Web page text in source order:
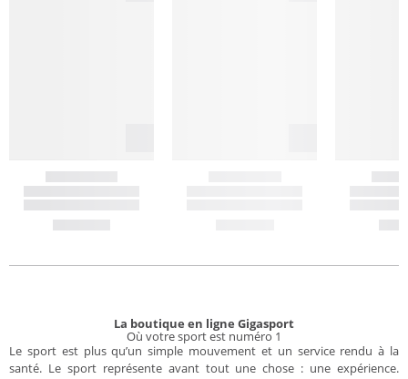
La boutique en ligne Gigasport
Où votre sport est numéro 1
Le sport est plus qu’un simple mouvement et un service rendu à la
santé. Le sport représente avant tout une chose : une expérience.